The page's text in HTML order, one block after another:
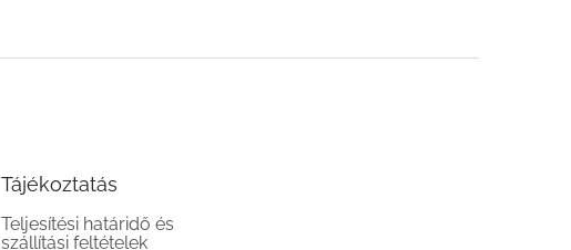
Tájékoztatás
Teljesítési határidő és
szállítási feltételek